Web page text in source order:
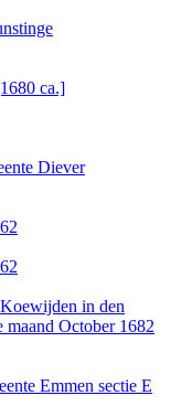
ca.]
Diever
in den
maand October 1682
Emmen sectie E